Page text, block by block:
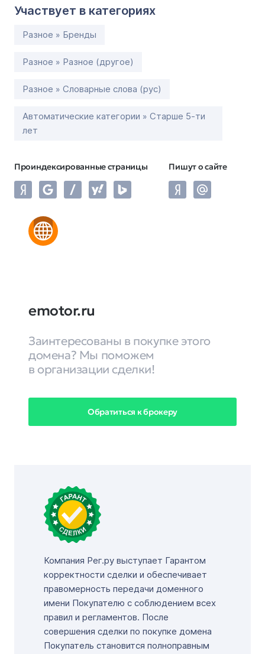
Участвует в категориях
Разное » Бренды
Разное » Разное (другое)
Разное » Словарные слова (рус)
Автоматические категории » Старше 5-ти
лет
Проиндексированные страницы Пишут о сайте
emotor.ru
Заинтересованы в покупке этого
домена? Мы поможем
в организации сделки!
Обратиться к брокеру
Компания Рег.ру выступает Гарантом
корректности сделки и обеспечивает
правомерность передачи доменного
имени Покупателю с соблюдением всех
правил и регламентов. После
совершения сделки по покупке домена
Покупатель становится полноправным